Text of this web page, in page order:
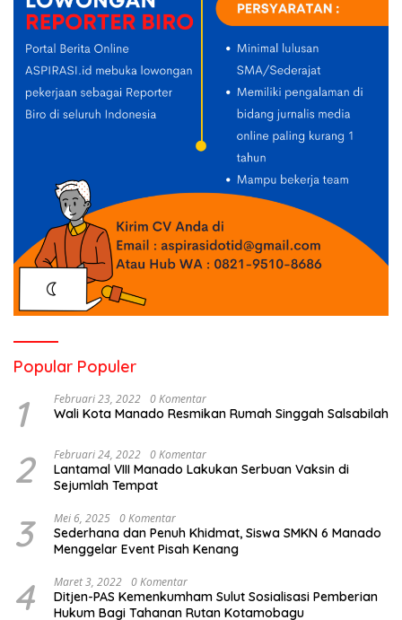
Popular Populer
1 Februari 23, 2022 0 Komentar
Wali Kota Manado Resmikan Rumah Singgah Salsabilah
2 Februari 24, 2022 0 Komentar
Lantamal VIII Manado Lakukan Serbuan Vaksin di
Sejumlah Tempat
3 Mei 6, 2025 0 Komentar
Sederhana dan Penuh Khidmat, Siswa SMKN 6 Manado
Menggelar Event Pisah Kenang
4 Maret 3, 2022 0 Komentar
Ditjen-PAS Kemenkumham Sulut Sosialisasi Pemberian
Hukum Bagi Tahanan Rutan Kotamobagu